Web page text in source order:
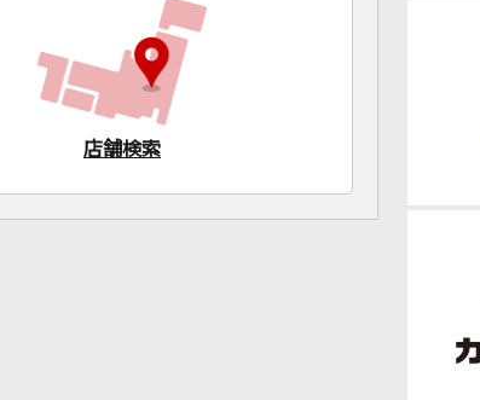
店舗検索